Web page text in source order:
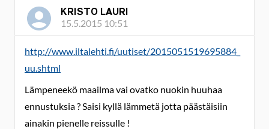
KRISTO LAURI
15.5.2015 10:51
http://www.iltalehti.fi/uutiset/2015051519695884_
uu.shtml
Lämpeneekö maailma vai ovatko nuokin huuhaa
ennustuksia ? Saisi kyllä lämmetä jotta päästäisiin
ainakin pienelle reissulle !